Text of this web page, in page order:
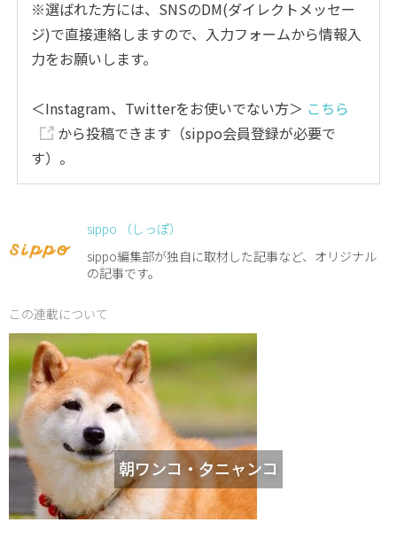
※選ばれた方には、SNSのDM(ダイレクトメッセー
ジ)で直接連絡しますので、入力フォームから情報入
力をお願いします。
＜Instagram、Twitterをお使いでない方＞ こちら
から投稿できます（sippo会員登録が必要で
す）。
sippo （しっぽ）
sippo編集部が独自に取材した記事など、オリジナル
の記事です。
この連載について
朝ワンコ・夕ニャンコ